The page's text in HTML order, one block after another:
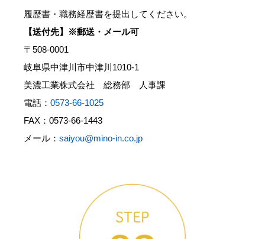
履歴書・職務経歴書を提出してください。
【送付先】※郵送・メール可
〒508-0001
岐阜県中津川市中津川1010-1
美濃工業株式会社 総務部 人事課
電話： 0573-66-1025
FAX：0573-66-1443
メール： saiyou@mino-in.co.jp